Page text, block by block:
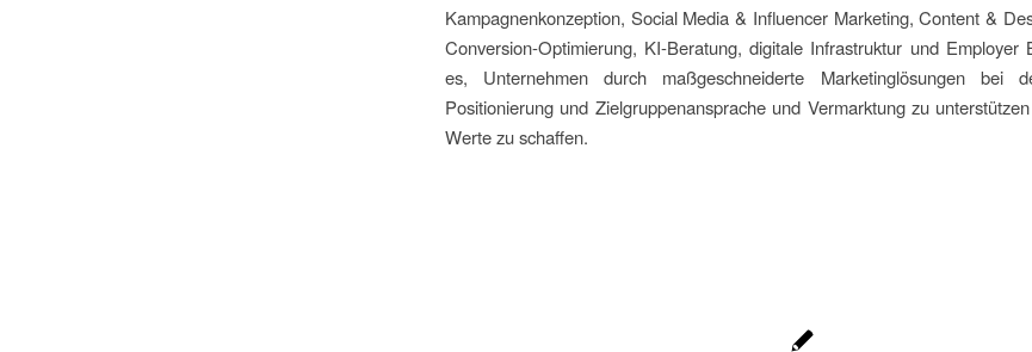
Kampagnenkonzeption, Social Media & Influencer Marketing, Content &
Conversion-Optimierung, KI-Beratung, digitale Infrastruktur und Employer
es, Unternehmen durch maßgeschneiderte Marketinglösungen bei
Positionierung und Zielgruppenansprache und Vermarktung zu
Werte zu schaffen.